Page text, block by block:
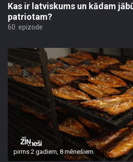
Kas ir latviskums un kādam
patriotam?
60. epizode
pirms 2 gadiem, 8 mēnešiem